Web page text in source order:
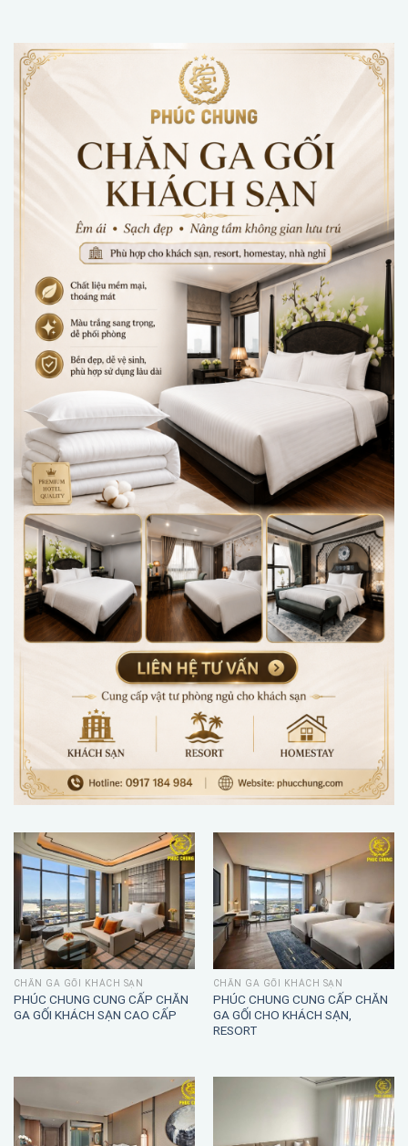
CHĂN GA GỐI KHÁCH SẠN
PHÚC CHUNG CUNG CẤP CHĂN
GA GỐI KHÁCH SẠN CAO CẤP
CHĂN GA GỐI KHÁCH SẠN
PHÚC CHUNG CUNG CẤP CHĂN
GA GỐI CHO KHÁCH SẠN,
RESORT